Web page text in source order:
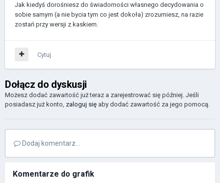
Jak kiedyś dorośniesz do świadomości własnego decydowania o
sobie samym (a nie bycia tym co jest dokoła) zrozumiesz, na razie
zostań przy wersji z kaskiem.
Cytuj
Dołącz do dyskusji
Możesz dodać zawartość już teraz a zarejestrować się później. Jeśli
posiadasz już konto, zaloguj się aby dodać zawartość za jego pomocą.
Dodaj komentarz...
Komentarze do grafik